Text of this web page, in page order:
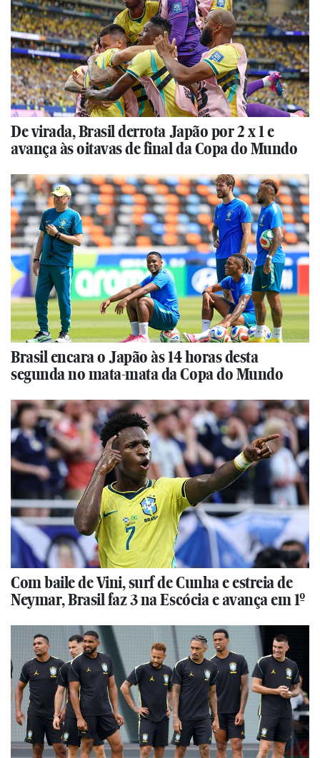
De virada, Brasil derrota Japão por 2 x 1 e
avança às oitavas de final da Copa do Mundo
Brasil encara o Japão às 14 horas desta
segunda no mata-mata da Copa do Mundo
Com baile de Vini, surf de Cunha e estreia de
Neymar, Brasil faz 3 na Escócia e avança em 1º